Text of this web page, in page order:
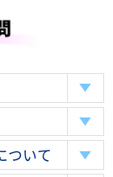
ついて